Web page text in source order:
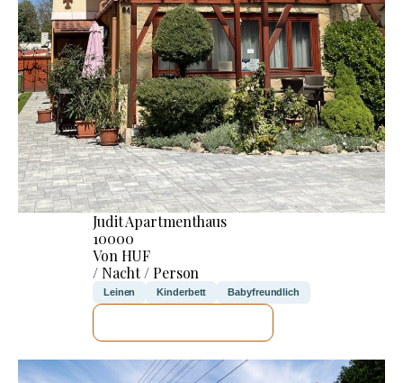
Judit Apartmenthaus
10000
Von HUF
/ Nacht / Person
Leinen Kinderbett Babyfreundlich